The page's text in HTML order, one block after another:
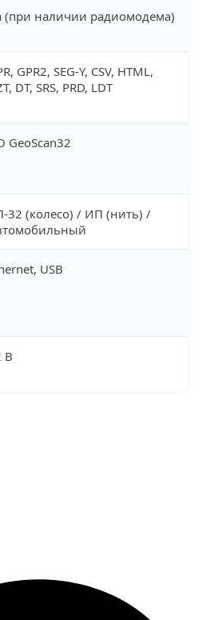
(при наличии радиомодема)
GPR2, SEG-Y, CSV, HTML,
DT, SRS, PRD, LDT
GeoScan32
32 (колесо) / ИП (нить) /
USB
В